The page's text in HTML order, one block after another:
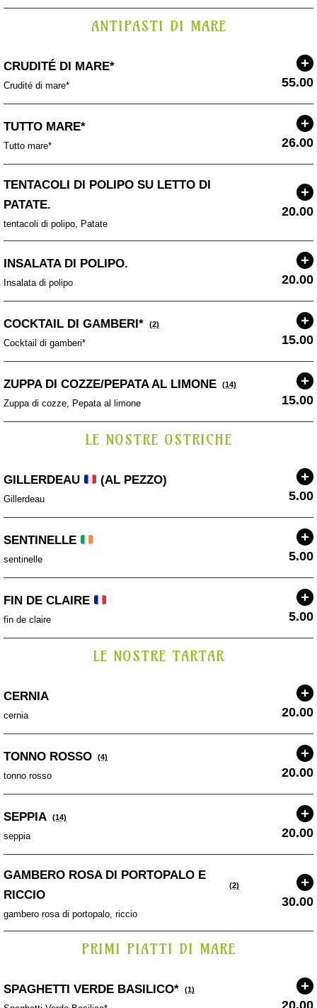
ANTIPASTI DI MARE
CRUDITÉ DI MARE*
Crudité di mare* 55.00
TUTTO MARE*
Tutto mare* 26.00
TENTACOLI DI POLIPO SU LETTO DI
PATATE.
tentacoli di polipo, Patate
20.00
INSALATA DI POLIPO.
Insalata di polipo 20.00
COCKTAIL DI GAMBERI* (2)
Cocktail di gamberi* 15.00
ZUPPA DI COZZE/PEPATA AL LIMONE (14)
Zuppa di cozze, Pepata al limone 15.00
LE NOSTRE OSTRICHE
GILLERDEAU (AL PEZZO)
Gillerdeau 5.00
SENTINELLE
sentinelle 5.00
FIN DE CLAIRE
fin de claire 5.00
LE NOSTRE TARTAR
CERNIA
cernia 20.00
TONNO ROSSO (4)
tonno rosso 20.00
SEPPIA (14)
seppia 20.00
GAMBERO ROSA DI PORTOPALO E
RICCIO
(2)
gambero rosa di portopalo, riccio
30.00
PRIMI PIATTI DI MARE
SPAGHETTI VERDE BASILICO* (1)